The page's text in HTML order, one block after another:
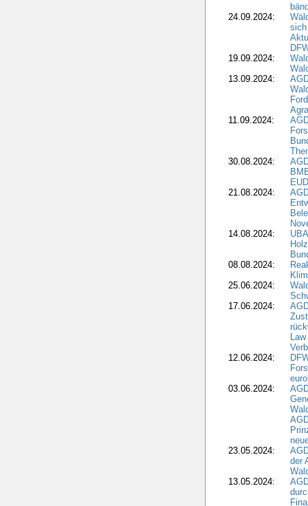
24.09.2024:
sich
19.09.2024:
13.09.2024:
11.09.2024:
30.08.2024:
21.08.2024:
14.08.2024:
08.08.2024:
25.06.2024:
17.06.2024:
12.06.2024:
03.06.2024:
23.05.2024:
der
13.05.2024: